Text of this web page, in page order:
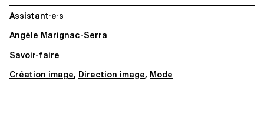
Assistant·e·s
Angèle Marignac-Serra
Savoir-faire
Création image, Direction image, Mode